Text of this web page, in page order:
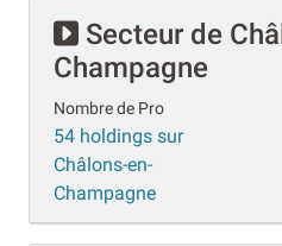
Secteur de
Champagne
Nombre de Pro
54 holdings sur
Châlons-en-
Champagne